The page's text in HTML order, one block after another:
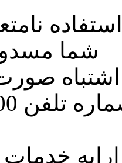
شما
اشتباه
خدمات